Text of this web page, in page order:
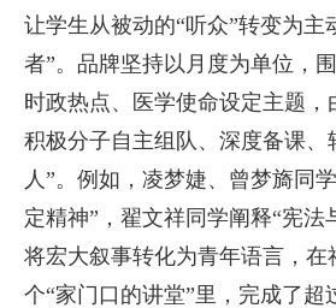
让学生从被动的“听众”转变为主
者”。品牌坚持以月度为单位，
时政热点、医学使命设定主题，
积极分子自主组队、深度备课、
人”。例如，凌梦婕、曾梦旖同
定精神”，翟文祥同学阐释“宪法
将宏大叙事转化为青年语言，在
个“家门口的讲堂”里，完成了超